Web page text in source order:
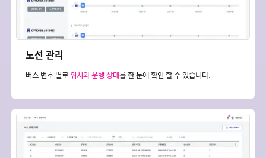
노선 관리
버스 번호 별로위치와 운행 상태를 한 눈에 확인 할 수 있습니다.